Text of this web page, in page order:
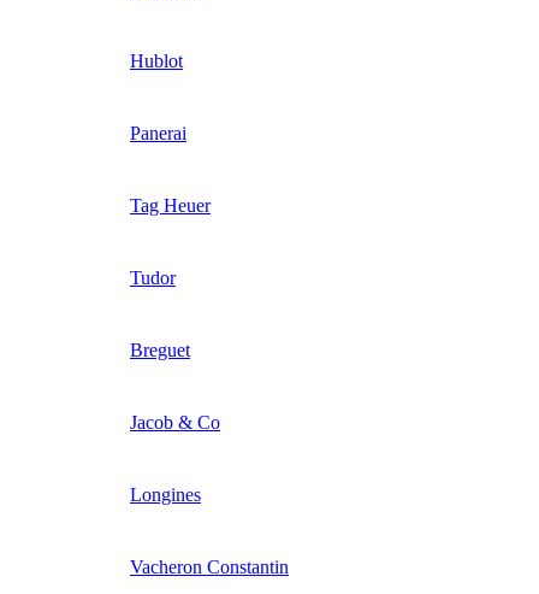
Hublot
Panerai
Tag Heuer
Tudor
Breguet
Jacob & Co
Longines
Vacheron Constantin